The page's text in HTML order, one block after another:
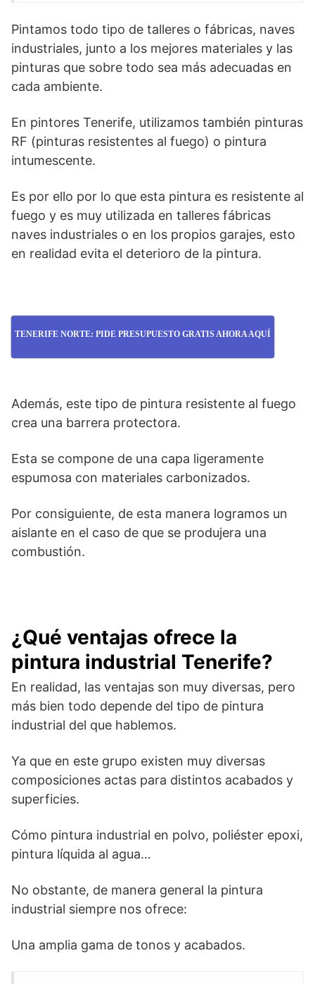
Pintamos todo tipo de talleres o fábricas, naves
industriales, junto a los mejores materiales y las
pinturas que sobre todo sea más adecuadas en
cada ambiente.
En pintores Tenerife, utilizamos también pinturas
RF (pinturas resistentes al fuego) o pintura
intumescente.
Es por ello por lo que esta pintura es resistente al
fuego y es muy utilizada en talleres fábricas
naves industriales o en los propios garajes, esto
en realidad evita el deterioro de la pintura.
TENERIFE NORTE: PIDE PRESUPUESTO GRATIS AHORA AQUÍ
Además, este tipo de pintura resistente al fuego
crea una barrera protectora.
Esta se compone de una capa ligeramente
espumosa con materiales carbonizados.
Por consiguiente, de esta manera logramos un
aislante en el caso de que se produjera una
combustión.
¿Qué ventajas ofrece la
pintura industrial Tenerife?
En realidad, las ventajas son muy diversas, pero
más bien todo depende del tipo de pintura
industrial del que hablemos.
Ya que en este grupo existen muy diversas
composiciones actas para distintos acabados y
superficies.
Cómo pintura industrial en polvo, poliéster epoxi,
pintura líquida al agua…
No obstante, de manera general la pintura
industrial siempre nos ofrece:
Una amplia gama de tonos y acabados.